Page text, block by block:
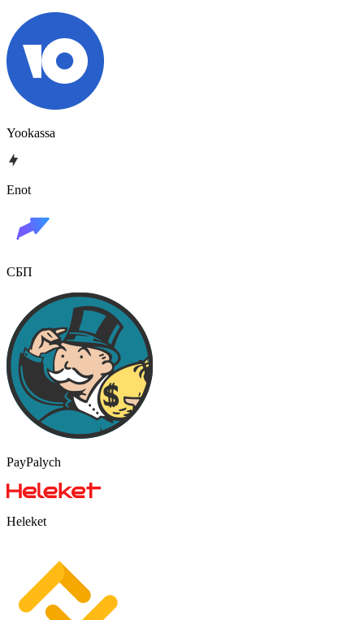
Yookassa
Enot
СБП
PayPalych
Heleket